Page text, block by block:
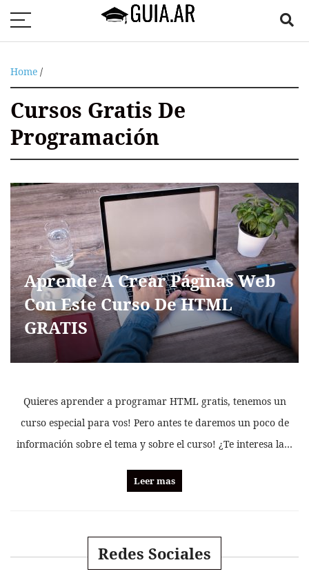
Home /
Cursos Gratis De
Programación
Aprende A Crear Páginas Web
Con Este Curso De HTML
GRATIS
Quieres aprender a programar HTML gratis, tenemos un
curso especial para vos! Pero antes te daremos un poco de
información sobre el tema y sobre el curso! ¿Te interesa la…
Leer mas
Redes Sociales